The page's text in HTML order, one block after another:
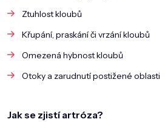
Ztuhlost kloubů
Křupání, praskání či vrzání kloubů
Omezená hybnost kloubů
Otoky a zarudnutí postižené oblasti
Jak se zjistí artróza?